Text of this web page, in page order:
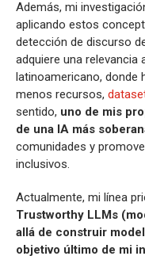
Además, mi
aplicando estos
detección de discurso
adquiere una relevancia
latinoamericano, donde
menos recursos,
sentido, uno de mis
de una IA más
comunidades y
inclusivos.
Actualmente, mi línea
Trustworthy LLMs
allá de construir
objetivo último de mi